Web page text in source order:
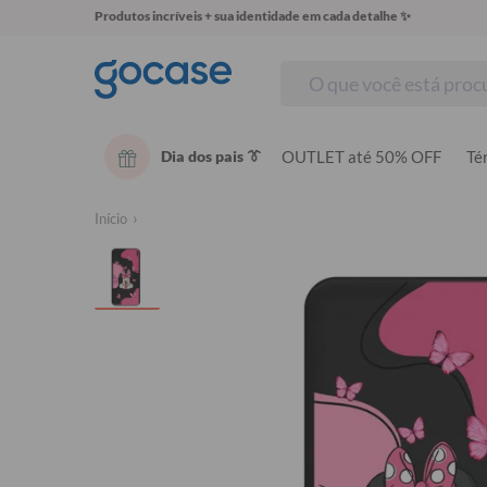
Produtos incríveis + sua identidade em cada detalhe ✨
Dia dos pais 👔 OUTLET até 50% OFF
Início